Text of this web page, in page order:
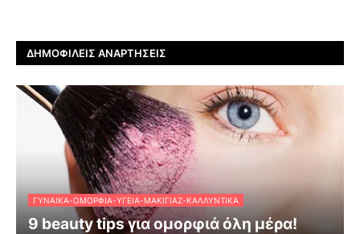
ΔΗΜΟΦΙΛΕΊΣ ΑΝΑΡΤΉΣΕΙΣ
ΓΥΝΑΊΚΑ-ΟΜΟΡΦΙΆ-ΥΓΕΊΑ-ΜΑΚΙΓΙΆΖ-ΚΑΛΛΥΝΤΙΚΆ
9 beauty tips για ομορφιά όλη μέρα!